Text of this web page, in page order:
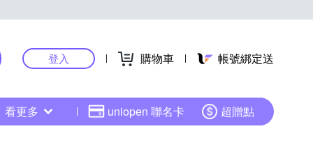
登入 購物車 帳號綁定送
看更多 uniopen 聯名卡 超贈點